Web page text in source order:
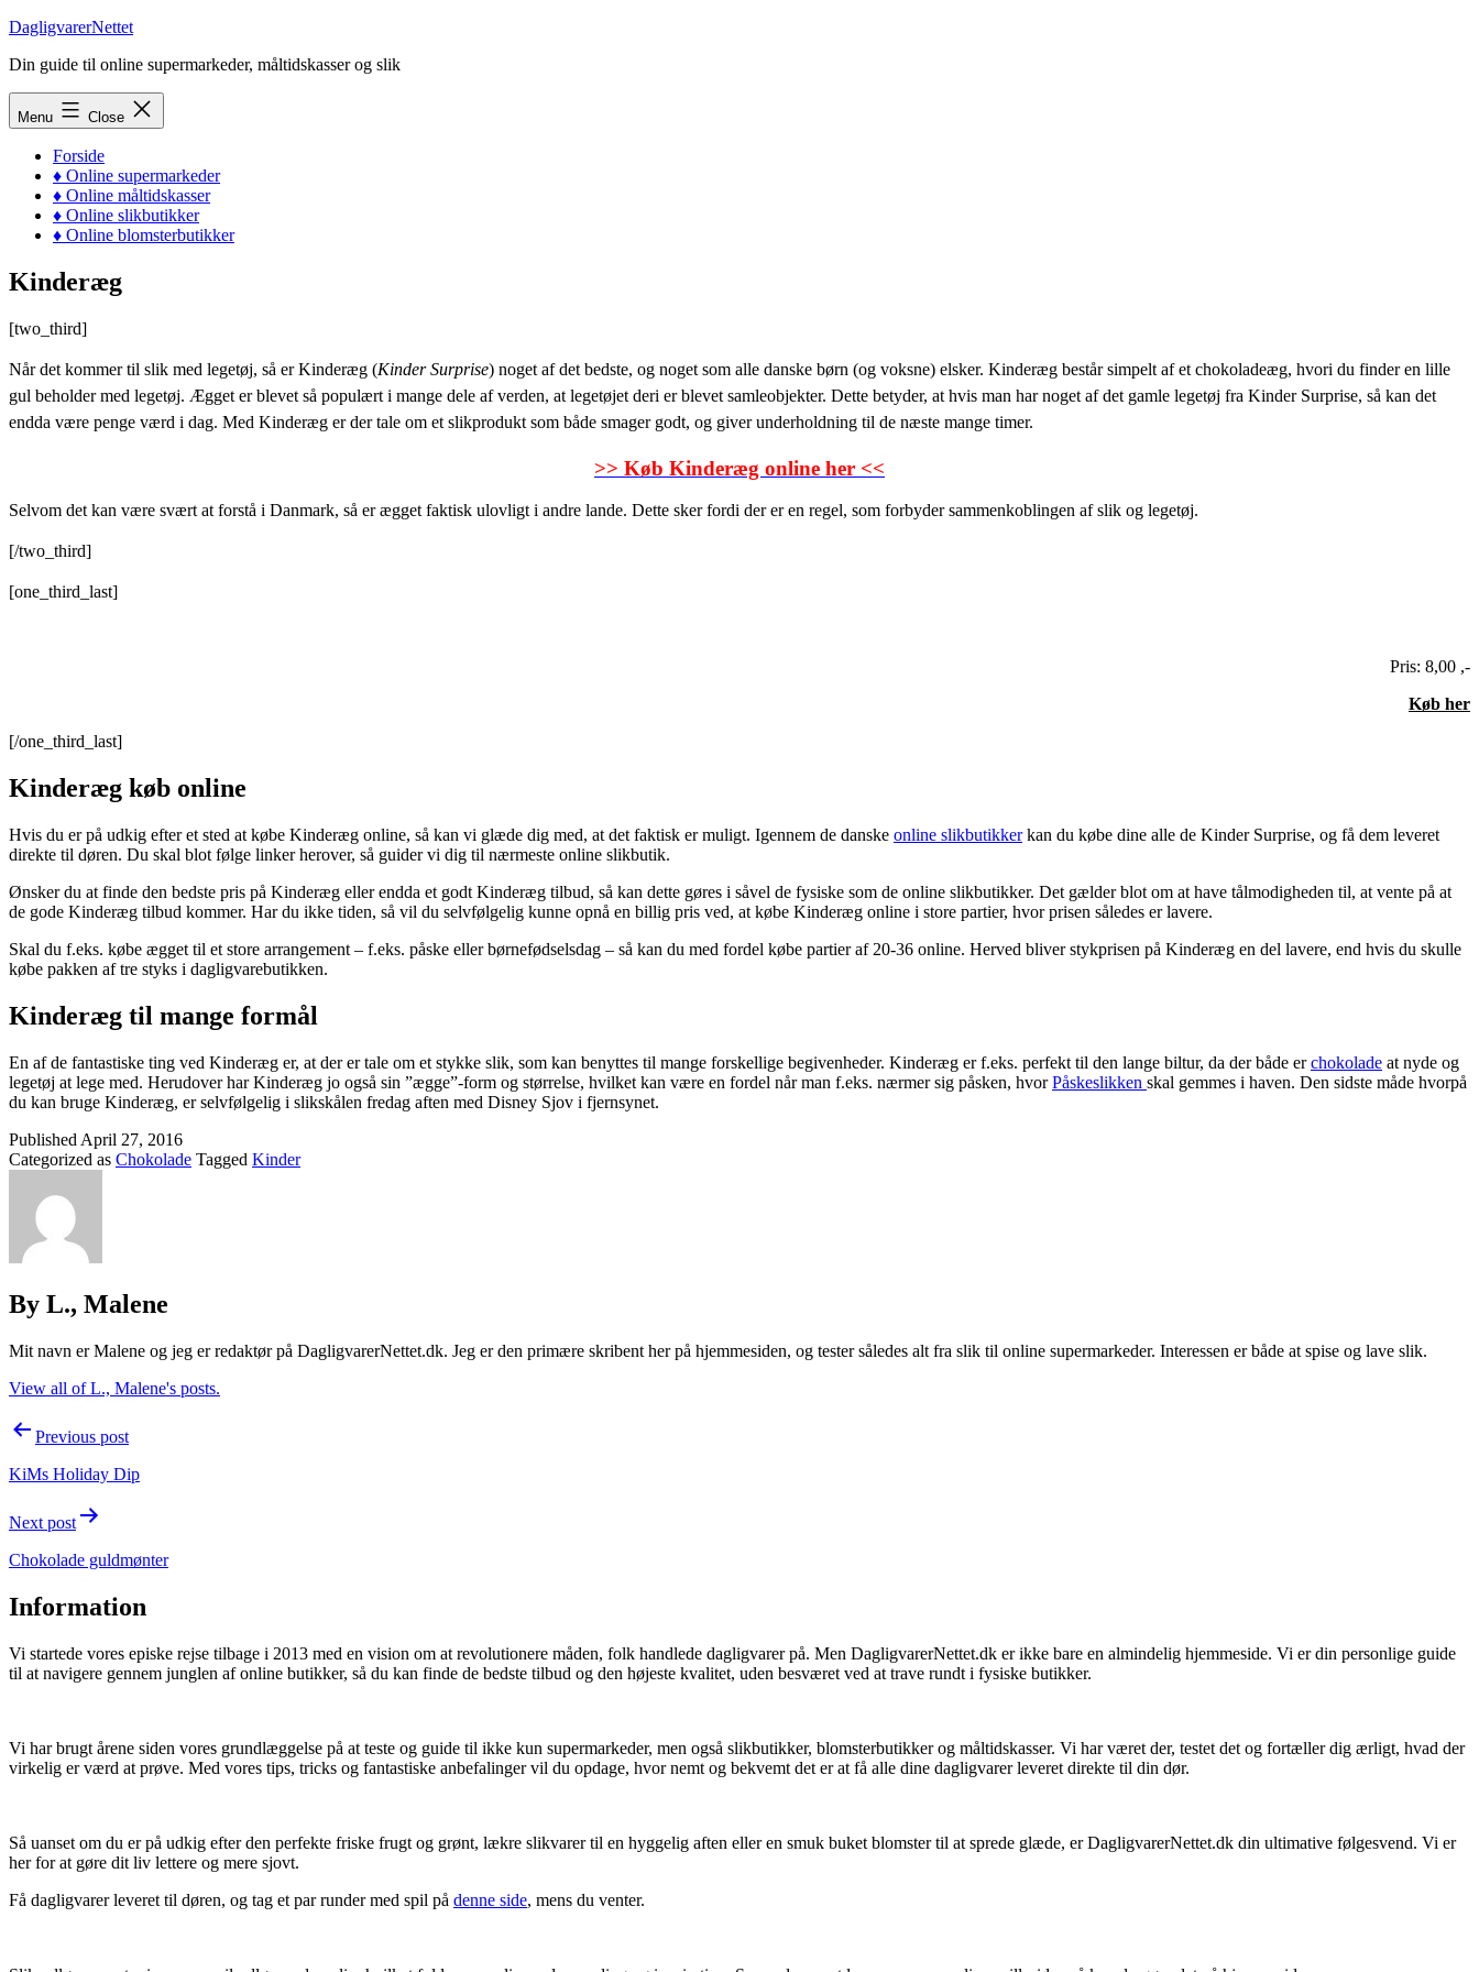
Skip
content
DagligvarerNettet
Din guide til online supermarkeder, måltidskasser og slik
Menu Close
Forside
♦ Online supermarkeder
♦ Online måltidskasser
♦ Online slikbutikker
♦ Online blomsterbutikker
Kinderæg
[two_third]
Når det kommer til slik med legetøj, så er Kinderæg (Kinder Surprise) noget af det bedste, og noget som alle danske børn (og voksne) elsker. Kinderæg består simpelt af et chokoladeæg, hvori du finder en lille
gul beholder med legetøj. Ægget er blevet så populært i mange dele af verden, at legetøjet deri er blevet samleobjekter. Dette betyder, at hvis man har noget af det gamle legetøj fra Kinder Surprise, så kan det
endda være penge værd i dag. Med Kinderæg er der tale om et slikprodukt som både smager godt, og giver underholdning til de næste mange timer.
>> Køb Kinderæg online her <<
Selvom det kan være svært at forstå i Danmark, så er ægget faktisk ulovligt i andre lande. Dette sker fordi der er en regel, som forbyder sammenkoblingen af slik og legetøj.
[/two_third]
[one_third_last]
Pris: 8,00 ,-
Køb her
[/one_third_last]
Kinderæg køb online
Hvis du er på udkig efter et sted at købe Kinderæg online, så kan vi glæde dig med, at det faktisk er muligt. Igennem de danske online slikbutikkerkan du købe dine alle de Kinder Surprise, og få dem leveret
direkte til døren. Du skal blot følge linker herover, så guider vi dig til nærmeste online slikbutik.
Ønsker du at finde den bedste pris på Kinderæg eller endda et godt Kinderæg tilbud, så kan dette gøres i såvel de fysiske som de online slikbutikker. Det gælder blot om at have tålmodigheden til, at vente på at
de gode Kinderæg tilbud kommer. Har du ikke tiden, så vil du selvfølgelig kunne opnå en billig pris ved, at købe Kinderæg online i store partier, hvor prisen således er lavere.
Skal du f.eks. købe ægget til et store arrangement – f.eks. påske eller børnefødselsdag – så kan du med fordel købe partier af 20-36 online. Herved bliver stykprisen på Kinderæg en del lavere, end hvis du skulle
købe pakken af tre styks i dagligvarebutikken.
Kinderæg til mange formål
En af de fantastiske ting ved Kinderæg er, at der er tale om et stykke slik, som kan benyttes til mange forskellige begivenheder. Kinderæg er f.eks. perfekt til den lange biltur, da der både erchokolade at nyde og
legetøj at lege med. Herudover har Kinderæg jo også sin ”ægge”-form og størrelse, hvilket kan være en fordel når man f.eks. nærmer sig påsken, hvorPåskeslikken skal gemmes i haven. Den sidste måde hvorpå
du kan bruge Kinderæg, er selvfølgelig i slikskålen fredag aften med Disney Sjov i fjernsynet.
Published April 27, 2016
Categorized as Chokolade Tagged Kinder
By L., Malene
Mit navn er Malene og jeg er redaktør på DagligvarerNettet.dk. Jeg er den primære skribent her på hjemmesiden, og tester således alt fra slik til online supermarkeder. Interessen er både at spise og lave slik.
View all of L., Malene's posts.
PostPrevious post
KiMs Holiday Dip
Next post
Chokolade guldmønter
Information
Vi startede vores episke rejse tilbage i 2013 med en vision om at revolutionere måden, folk handlede dagligvarer på. Men DagligvarerNettet.dk er ikke bare en almindelig hjemmeside. Vi er din personlige guide
til at navigere gennem junglen af online butikker, så du kan finde de bedste tilbud og den højeste kvalitet, uden besværet ved at trave rundt i fysiske butikker.
Vi har brugt årene siden vores grundlæggelse på at teste og guide til ikke kun supermarkeder, men også slikbutikker, blomsterbutikker og måltidskasser. Vi har været der, testet det og fortæller dig ærligt, hvad der
virkelig er værd at prøve. Med vores tips, tricks og fantastiske anbefalinger vil du opdage, hvor nemt og bekvemt det er at få alle dine dagligvarer leveret direkte til din dør.
Så uanset om du er på udkig efter den perfekte friske frugt og grønt, lækre slikvarer til en hyggelig aften eller en smuk buket blomster til at sprede glæde, er DagligvarerNettet.dk din ultimative følgesvend. Vi er
her for at gøre dit liv lettere og mere sjovt.
Få dagligvarer leveret til døren, og tag et par runder med spil på denne side, mens du venter.